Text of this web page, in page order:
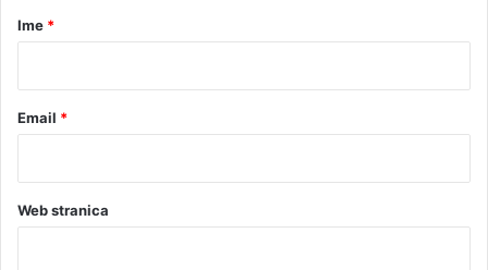
r
Ime *
Email *
Web stranica